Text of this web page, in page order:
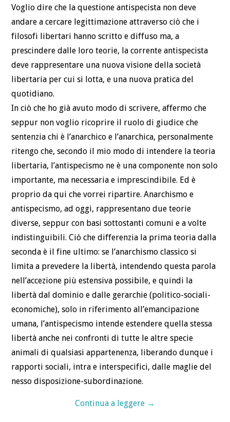
Voglio dire che la questione antispecista non deve
andare a cercare legittimazione attraverso ciò che i
filosofi libertari hanno scritto e diffuso ma, a
prescindere dalle loro teorie, la corrente antispecista
deve rappresentare una nuova visione della società
libertaria per cui si lotta, e una nuova pratica del
quotidiano.
In ciò che ho già avuto modo di scrivere, affermo che
seppur non voglio ricoprire il ruolo di giudice che
sentenzia chi è l’anarchico e l’anarchica, personalmente
ritengo che, secondo il mio modo di intendere la teoria
libertaria, l’antispecismo ne è una componente non solo
importante, ma necessaria e imprescindibile. Ed è
proprio da qui che vorrei ripartire. Anarchismo e
antispecismo, ad oggi, rappresentano due teorie
diverse, seppur con basi sottostanti comuni e a volte
indistinguibili. Ciò che differenzia la prima teoria dalla
seconda è il fine ultimo: se l’anarchismo classico si
limita a prevedere la libertà, intendendo questa parola
nell’accezione più estensiva possibile, e quindi la
libertà dal dominio e dalle gerarchie (politico-sociali-
economiche), solo in riferimento all’emancipazione
umana, l’antispecismo intende estendere quella stessa
libertà anche nei confronti di tutte le altre specie
animali di qualsiasi appartenenza, liberando dunque i
rapporti sociali, intra e interspecifici, dalle maglie del
nesso disposizione-subordinazione.
Continua a leggere →